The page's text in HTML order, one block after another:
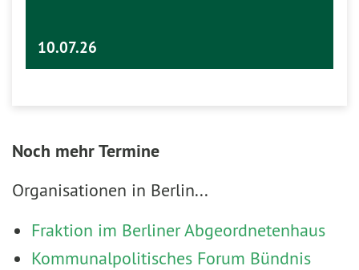
10.07.26
Noch mehr Termine
Organisationen in Berlin...
Fraktion im Berliner Abgeordnetenhaus
Kommunalpolitisches Forum Bündnis